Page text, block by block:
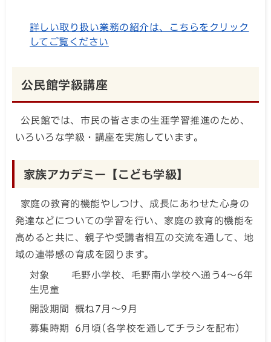
詳しい取り扱い業務の紹介は、こちらをクリック
してご覧ください
公民館学級講座
公民館では、市民の皆さまの生涯学習推進のため、
いろいろな学級・講座を実施しています。
家族アカデミー【こども学級】
家庭の教育的機能やしつけ、成長にあわせた心身の
発達などについての学習を行い、家庭の教育的機能を
高めると共に、親子や受講者相互の交流を通して、地
域の連帯感の育成を図ります。
対象 毛野小学校、毛野南小学校へ通う4～6年
生児童
開設期間 概ね7月～9月
募集時期 6月頃(各学校を通してチラシを配布）